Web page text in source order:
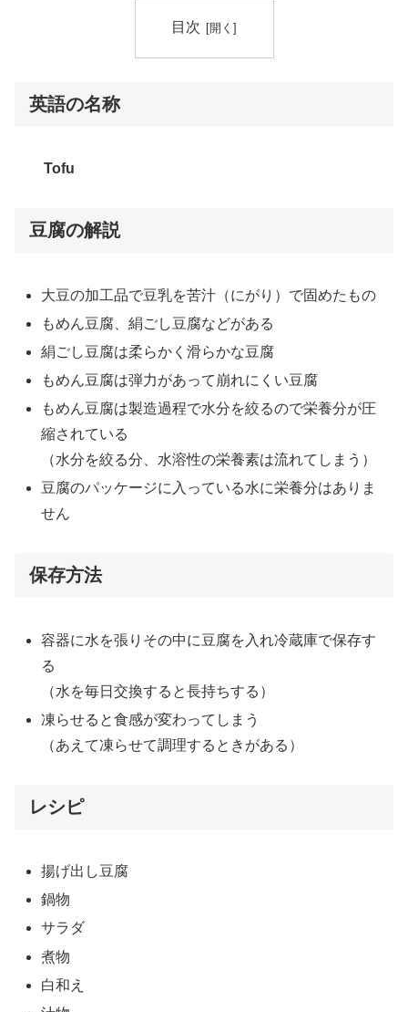
目次
英語の名称
Tofu
豆腐の解説
大豆の加工品で豆乳を苦汁（にがり）で固めたもの
もめん豆腐、絹ごし豆腐などがある
絹ごし豆腐は柔らかく滑らかな豆腐
もめん豆腐は弾力があって崩れにくい豆腐
もめん豆腐は製造過程で水分を絞るので栄養分が圧
縮されている
（水分を絞る分、水溶性の栄養素は流れてしまう）
豆腐のパッケージに入っている水に栄養分はありま
せん
保存方法
容器に水を張りその中に豆腐を入れ冷蔵庫で保存す
る
（水を毎日交換すると長持ちする）
凍らせると食感が変わってしまう
（あえて凍らせて調理するときがある）
レシピ
揚げ出し豆腐
鍋物
サラダ
煮物
白和え